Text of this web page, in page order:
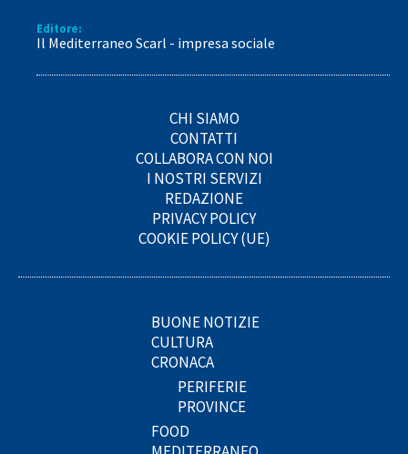
Editore:
Il Mediterraneo Scarl - impresa sociale
CHI SIAMO
CONTATTI
COLLABORA CON NOI
I NOSTRI SERVIZI
REDAZIONE
PRIVACY POLICY
COOKIE POLICY (UE)
BUONE NOTIZIE
CULTURA
CRONACA
PERIFERIE
PROVINCE
FOOD